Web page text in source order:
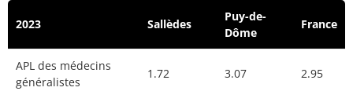
2023 Sallèdes
Puy-de-
Dôme
France
APL des médecins
généralistes
1.72 3.07 2.95